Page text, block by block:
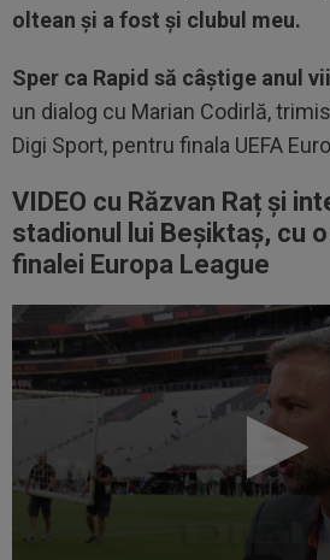
oltean și a fost și clubul meu.
Sper ca Rapid să câștige anul
un dialog cu Marian Codirlă,
Digi Sport, pentru finala UEFA
VIDEO cu Răzvan Raț și
stadionul lui Beșiktaș, cu
finalei Europa League